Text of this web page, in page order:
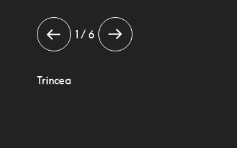
1 / 6
Trincea